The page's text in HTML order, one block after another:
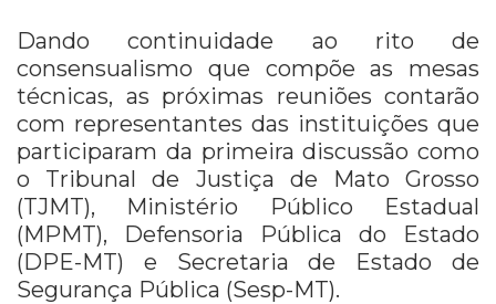
Dando continuidade ao rito de
consensualismo que compõe as mesas
técnicas, as próximas reuniões contarão
com representantes das instituições que
participaram da primeira discussão como
o Tribunal de Justiça de Mato Grosso
(TJMT), Ministério Público Estadual
(MPMT), Defensoria Pública do Estado
(DPE-MT) e Secretaria de Estado de
Segurança Pública (Sesp-MT).